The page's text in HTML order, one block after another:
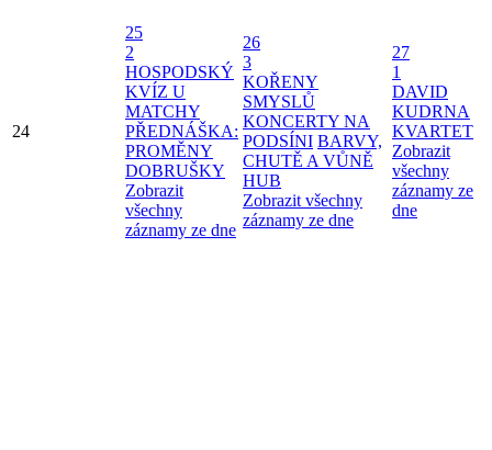
24
25
2
HOSPODSKÝ
KVÍZ U
MATCHY
PŘEDNÁŠKA:
PROMĚNY
DOBRUŠKY
Zobrazit
všechny
záznamy ze dne
26
3
KOŘENY
SMYSLŮ
KONCERTY NA
PODSÍNI BARVY,
CHUTĚ A VŮNĚ
HUB
Zobrazit všechny
záznamy ze dne
27
1
DAVID
KUDRNA
KVARTET
Zobrazit
všechny
záznamy ze
dne